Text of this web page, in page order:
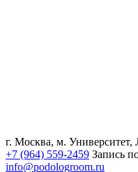
г. Москва, м.
+7 (964) 559-2459 Запись
info@podologroom.ru